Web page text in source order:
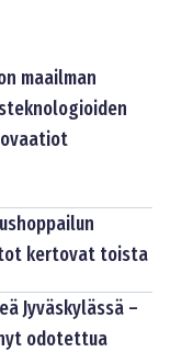
maailman
kertovat toista
Jyväskylässä –
odotettua